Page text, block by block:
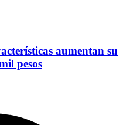
aumentan su
pesos